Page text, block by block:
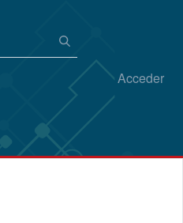
Acceder